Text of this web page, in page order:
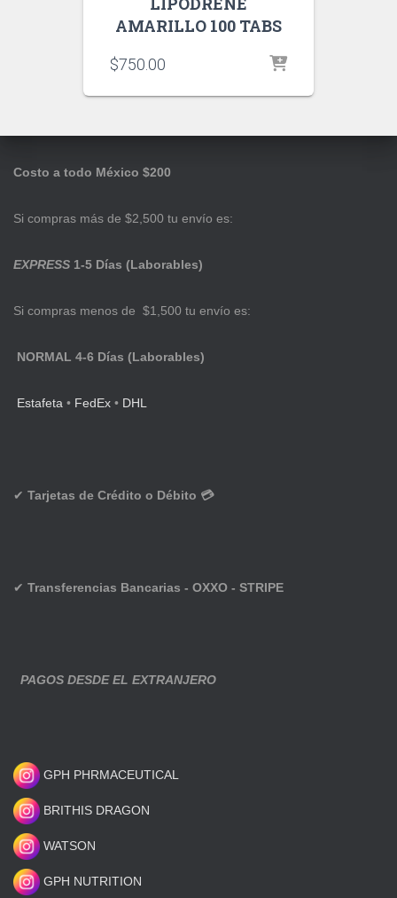
AMARILLO 100 TABS
$750.00
Costo a todo México $200
Si compras más de $2,500 tu envío es:
EXPRESS 1-5 Días (Laborables)
Si compras menos de $1,500 tu envío es:
NORMAL 4-6 Días (Laborables)
Estafeta • FedEx • DHL
✔ Tarjetas de Crédito o Débito 💳
✔ Transferencias Bancarias - OXXO - STRIPE
PAGOS DESDE EL EXTRANJERO
GPH PHRMACEUTICAL
BRITHIS DRAGON
WATSON
GPH NUTRITION